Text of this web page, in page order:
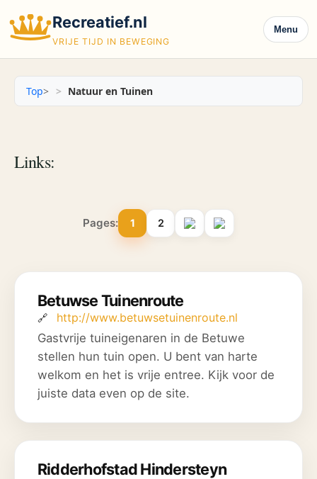
Recreatief.nl
VRIJE TIJD IN BEWEGING
Menu
Top> Natuur en Tuinen
Links:
Pages: 1 2
Betuwse Tuinenroute
http://www.betuwsetuinenroute.nl
Gastvrije tuineigenaren in de Betuwe
stellen hun tuin open. U bent van harte
welkom en het is vrije entree. Kijk voor de
juiste data even op de site.
Ridderhofstad Hindersteyn